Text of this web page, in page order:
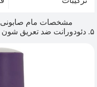
مشخصات مام صابونی
۵. دئودورانت ضد تعریق شون مدل سوییت لاو